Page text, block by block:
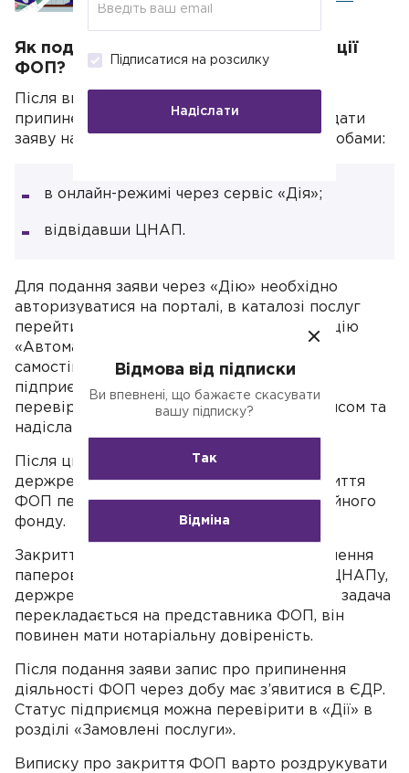
єдиним податком
Як подати заяву на зняття з реєстрації
ФОП?
Після виконання всіх дій, необхідних для
припинення господарської діяльності, подати
заяву на закриття ФОП можна двома способами:
в онлайн-режимі через сервіс «Дія»;
відвідавши ЦНАП.
Для подання заяви через «Дію» необхідно
авторизуватися на порталі, в каталозі послуг
перейти на «Підприємство» та обрати опцію
«Автоматичне закриття ФОП». Система
самостійно підтягує всі необхідні дані
підприємця та формує заяву. Її потрібно
перевірити, підписати електронним підписом та
надіслати.
Після цього заява потрапляє до
держреєстратора, а інформація про закриття
ФОП передається до податкової та пенсійного
фонду.
Закриття ФОП офлайн передбачає заповнення
паперової заяви і особисте її подання до ЦНАПу,
держреєстратору або нотаріусу. Якщо ця задача
перекладається на представника ФОП, він
повинен мати нотаріальну довіреність.
Після подання заяви запис про припинення
діяльності ФОП через добу має з’явитися в ЄДР.
Статус підприємця можна перевірити в «Дії» в
розділі «Замовлені послуги».
Виписку про закриття ФОП варто роздрукувати
Підписатися на розсилку
Надіслати
Відмова від підписки
Ви впевнені, що бажаєте скасувати
вашу підписку?
Так
Відміна